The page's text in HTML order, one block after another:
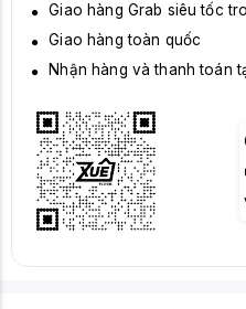
Giao hàng Grab siêu tốc
Giao hàng toàn quốc
Nhận hàng và thanh toán